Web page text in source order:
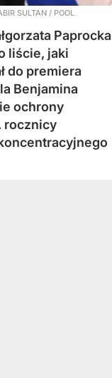
SULTAN / POOL
Paprocka
liście, jaki
do premiera
Benjamina
ochrony
rocznicy